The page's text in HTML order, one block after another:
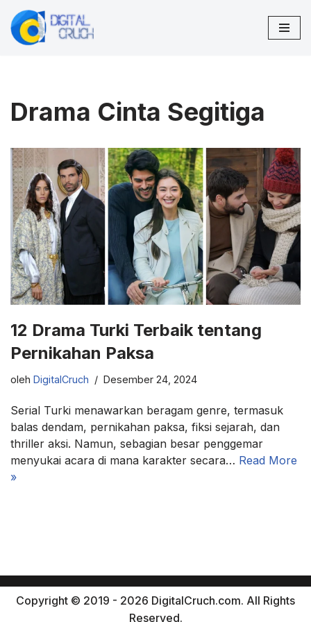
Lompat
Drama Cinta Segitiga
12 Drama Turki Terbaik tentang
Pernikahan Paksa
oleh DigitalCruch Desember 24, 2024
Serial Turki menawarkan beragam genre, termasuk
balas dendam, pernikahan paksa, fiksi sejarah, dan
thriller aksi. Namun, sebagian besar penggemar
menyukai acara di mana karakter secara… Read More
»
Copyright © 2019 - 2026 DigitalCruch.com. All Rights
Reserved.